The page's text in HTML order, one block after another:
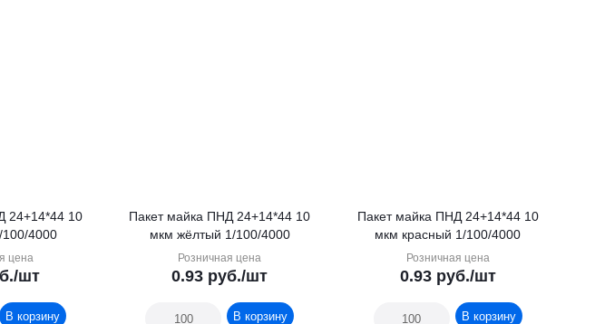
24+14*44 10
4000
цена
/шт
В корзину
Пакет майка ПНД 24+14*44 10
мкм жёлтый 1/100/4000
Розничная цена
0.93 руб./шт
В корзину
Пакет майка ПНД 24+14*44 10
мкм красный 1/100/4000
Розничная цена
0.93руб./шт
В корзину